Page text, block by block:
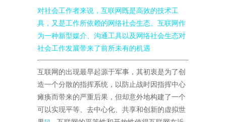
对社会工作者来说，互联网既是高效的技术工
具，又是工作所依赖的网络社会生态。互联网作
为一种新型媒介、沟通工具以及网络社会生态对
社会工作发展带来了前所未有的机遇
互联网的出现最早起源于军事，其初衷是为了创
造一个分散的指挥系统，以防止战时因指挥中心
瘫痪而带来的严重后果，但却意外地构建了一个
可以实现平等、去中心化、共享和创新的虚拟世